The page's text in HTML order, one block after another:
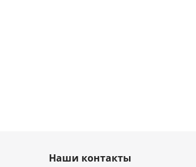
Наши контакты